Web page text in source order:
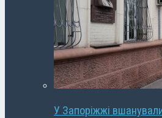
У Запоріжжі